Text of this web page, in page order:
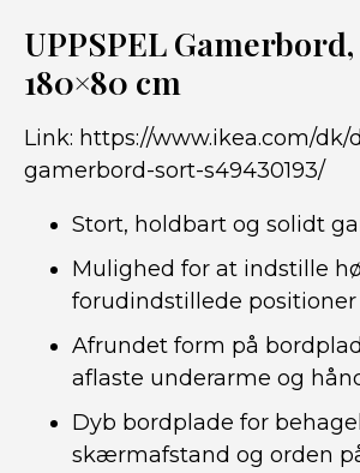
UPPSPEL
180×80 cm
Link: https://www.ikea.com/dk/
gamerbord-sort-s49430193/
Stort, holdbart og solidt
Mulighed for at indstille
forudindstillede positioner
Afrundet form på
aflaste underarme og
Dyb bordplade for
skærmafstand og orden